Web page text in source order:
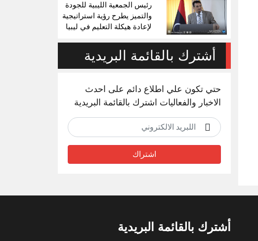
رئيس الجمعية الليبية للجودة
والتميز يطرح رؤية استراتيجية
لإعادة هيكلة التعليم في ليبيا
أشترك بالقائمة البريدية
حتي تكون علي اطلاع دائم على احدث
الاخبار والفعاليات اشترك بالقائمة البريدية
اشتراك
أشترك بالقائمة البريدية